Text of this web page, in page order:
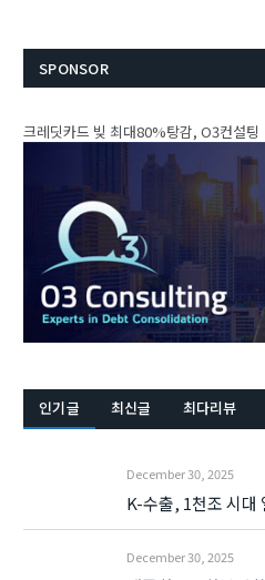
SPONSOR
크레딧카드 빚 최대80%탕감, O3컨설팅
인기글 최신글 최다리뷰
December 30, 2025
K-수출, 1천조 시
December 30, 2025